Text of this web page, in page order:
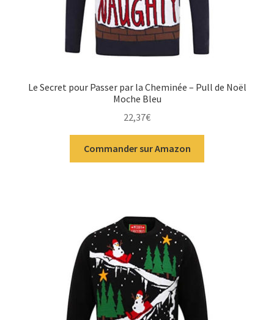
Le Secret pour Passer par la Cheminée – Pull de Noël
Moche Bleu
22,37€
Commander sur Amazon